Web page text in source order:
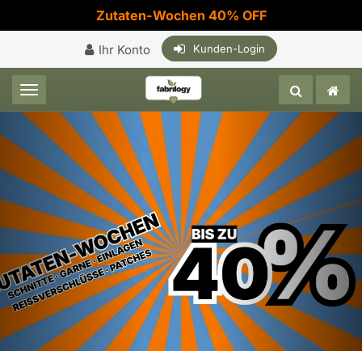
Zutaten-Wochen 40% OFF
Ihr Konto Kunden-Login
Toggle navigation